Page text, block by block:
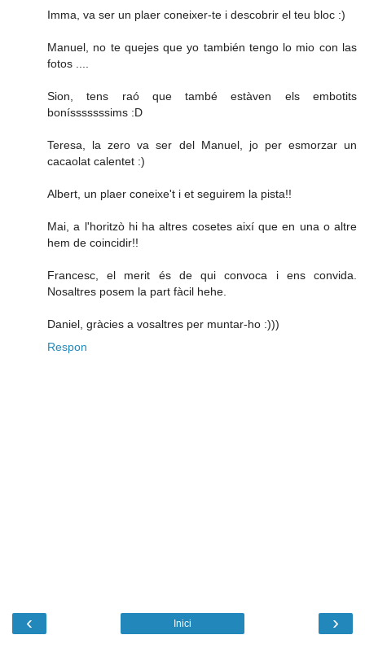
Imma, va ser un plaer coneixer-te i descobrir el teu bloc :)
Manuel, no te quejes que yo también tengo lo mio con las
fotos ....
Sion, tens raó que també estàven els embotits
bonísssssssims :D
Teresa, la zero va ser del Manuel, jo per esmorzar un
cacaolat calentet :)
Albert, un plaer coneixe't i et seguirem la pista!!
Mai, a l'horitzò hi ha altres cosetes així que en una o altre
hem de coincidir!!
Francesc, el merit és de qui convoca i ens convida.
Nosaltres posem la part fàcil hehe.
Daniel, gràcies a vosaltres per muntar-ho :)))
Respon
‹ ›
Inici